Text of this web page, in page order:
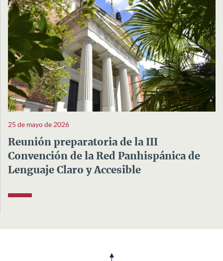
25 de mayo de 2026
Reunión preparatoria de la III
Convención de la Red Panhispánica de
Lenguaje Claro y Accesible